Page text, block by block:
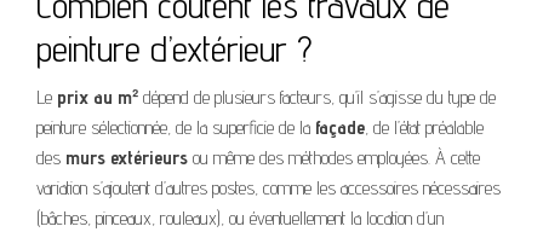
peinture d’extérieur ?
Le prix au m² dépend de plusieurs facteurs, qu’il s’agisse du type de
peinture sélectionnée, de la superficie de la façade, de l’état préalable
des murs extérieurs ou même des méthodes employées. À cette
variation s’ajoutent d’autres postes, comme les accessoires nécessaires
(bâches, pinceaux, rouleaux), ou éventuellement la location d’un